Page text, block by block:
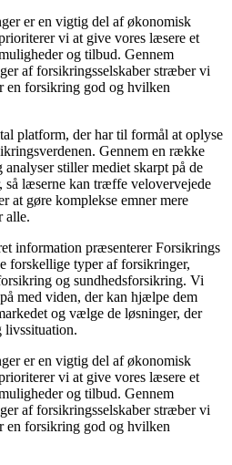
er en vigtig del af økonomisk
vi at give vores læsere et
og tilbud. Gennem
af forsikringsselskaber stræber vi
en forsikring god og hvilken
platform, der har til formål at oplyse
Gennem en række
stiller mediet skarpt på de
så læserne kan træffe velovervejede
at gøre komplekse emner mere
alle.
information præsenterer Forsikrings
forskellige typer af forsikringer,
og sundhedsforsikring. Vi
med viden, der kan hjælpe dem
og vælge de løsninger, der
livssituation.
er en vigtig del af økonomisk
vi at give vores læsere et
og tilbud. Gennem
af forsikringsselskaber stræber vi
en forsikring god og hvilken